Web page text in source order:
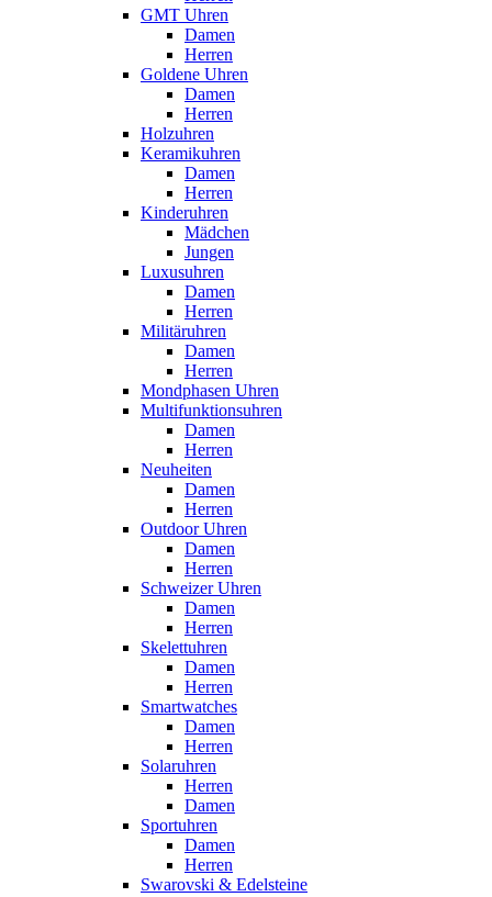
GMT Uhren
Damen
Herren
Goldene Uhren
Damen
Herren
Holzuhren
Keramikuhren
Damen
Herren
Kinderuhren
Mädchen
Jungen
Luxusuhren
Damen
Herren
Militäruhren
Damen
Herren
Mondphasen Uhren
Multifunktionsuhren
Damen
Herren
Neuheiten
Damen
Herren
Outdoor Uhren
Damen
Herren
Schweizer Uhren
Damen
Herren
Skelettuhren
Damen
Herren
Smartwatches
Damen
Herren
Solaruhren
Herren
Damen
Sportuhren
Damen
Herren
Swarovski & Edelsteine